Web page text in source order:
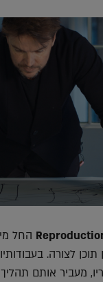
החל
תוכן לצורה.
מעביר אותם